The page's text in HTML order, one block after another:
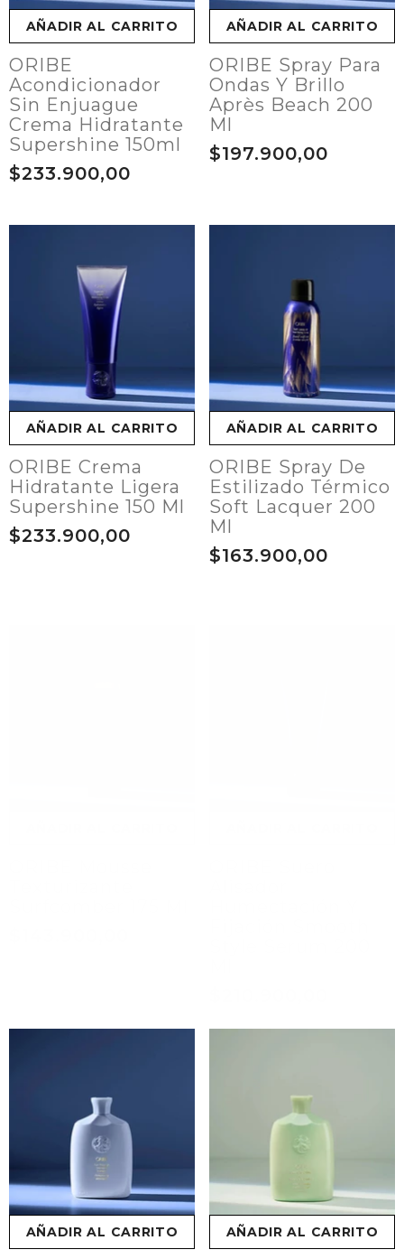
AÑADIR AL CARRITO
ORIBE
Acondicionador
Sin Enjuague
Crema Hidratante
Supershine 150ml
$233.900,00
AÑADIR AL CARRITO
ORIBE Spray Para
Ondas Y Brillo
Après Beach 200
Ml
$197.900,00
AÑADIR AL CARRITO
ORIBE Crema
Hidratante Ligera
Supershine 150 Ml
$233.900,00
AÑADIR AL CARRITO
ORIBE Spray De
Estilizado Térmico
Soft Lacquer 200
Ml
$163.900,00
AÑADIR AL CARRITO AÑADIR AL CARRITO